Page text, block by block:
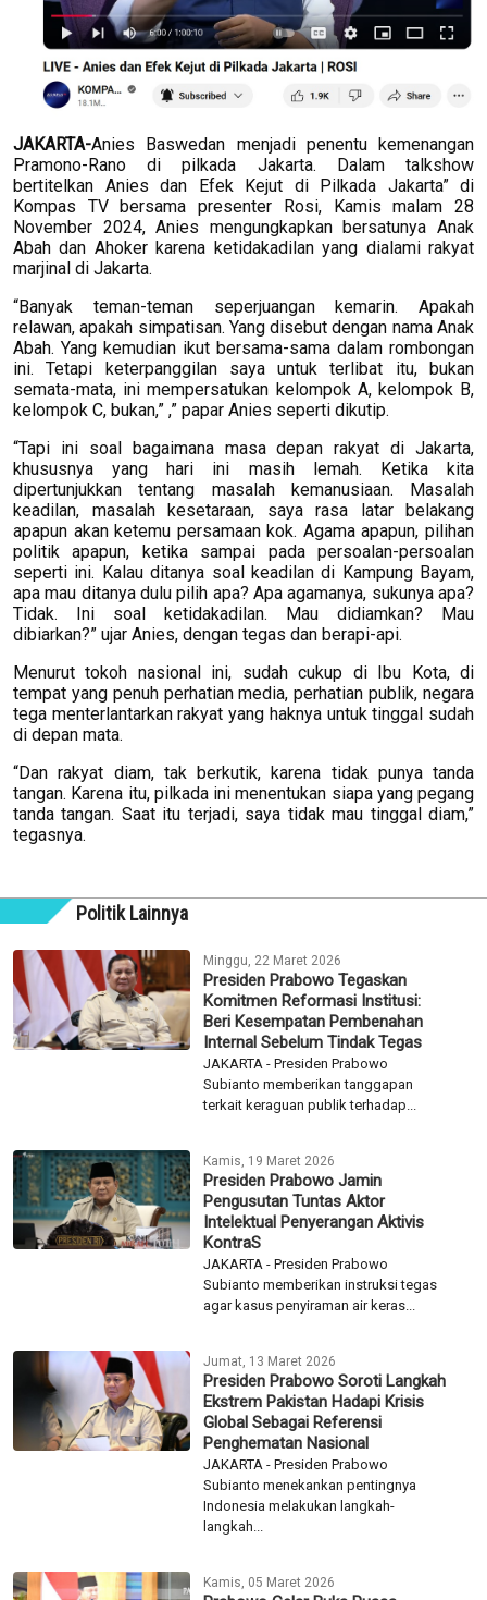
JAKARTA-Anies Baswedan menjadi penentu kemenangan
Pramono-Rano di pilkada Jakarta. Dalam talkshow
bertitelkan Anies dan Efek Kejut di Pilkada Jakarta” di
Kompas TV bersama presenter Rosi, Kamis malam 28
November 2024, Anies mengungkapkan bersatunya Anak
Abah dan Ahoker karena ketidakadilan yang dialami rakyat
marjinal di Jakarta.
“Banyak teman-teman seperjuangan kemarin. Apakah
relawan, apakah simpatisan. Yang disebut dengan nama Anak
Abah. Yang kemudian ikut bersama-sama dalam rombongan
ini. Tetapi keterpanggilan saya untuk terlibat itu, bukan
semata-mata, ini mempersatukan kelompok A, kelompok B,
kelompok C, bukan,” ,” papar Anies seperti dikutip.
“Tapi ini soal bagaimana masa depan rakyat di Jakarta,
khususnya yang hari ini masih lemah. Ketika kita
dipertunjukkan tentang masalah kemanusiaan. Masalah
keadilan, masalah kesetaraan, saya rasa latar belakang
apapun akan ketemu persamaan kok. Agama apapun, pilihan
politik apapun, ketika sampai pada persoalan-persoalan
seperti ini. Kalau ditanya soal keadilan di Kampung Bayam,
apa mau ditanya dulu pilih apa? Apa agamanya, sukunya apa?
Tidak. Ini soal ketidakadilan. Mau didiamkan? Mau
dibiarkan?” ujar Anies, dengan tegas dan berapi-api.
Menurut tokoh nasional ini, sudah cukup di Ibu Kota, di
tempat yang penuh perhatian media, perhatian publik, negara
tega menterlantarkan rakyat yang haknya untuk tinggal sudah
di depan mata.
“Dan rakyat diam, tak berkutik, karena tidak punya tanda
tangan. Karena itu, pilkada ini menentukan siapa yang pegang
tanda tangan. Saat itu terjadi, saya tidak mau tinggal diam,”
tegasnya.
Politik Lainnya
Minggu, 22 Maret 2026
Presiden Prabowo Tegaskan
Komitmen Reformasi Institusi:
Beri Kesempatan Pembenahan
Internal Sebelum Tindak Tegas
JAKARTA - Presiden Prabowo
Subianto memberikan tanggapan
terkait keraguan publik terhadap...
Kamis, 19 Maret 2026
Presiden Prabowo Jamin
Pengusutan Tuntas Aktor
Intelektual Penyerangan Aktivis
KontraS
JAKARTA - Presiden Prabowo
Subianto memberikan instruksi tegas
agar kasus penyiraman air keras...
Jumat, 13 Maret 2026
Presiden Prabowo Soroti Langkah
Ekstrem Pakistan Hadapi Krisis
Global Sebagai Referensi
Penghematan Nasional
JAKARTA - Presiden Prabowo
Subianto menekankan pentingnya
Indonesia melakukan langkah-
langkah...
Kamis, 05 Maret 2026